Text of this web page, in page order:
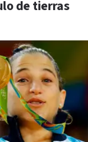
de tierras